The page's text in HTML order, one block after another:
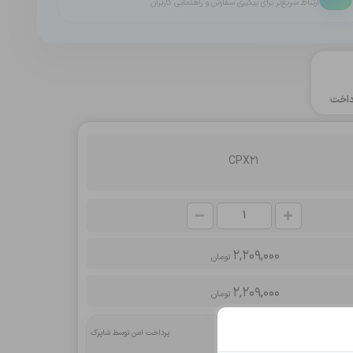
CPX21
2,209,000 تومان
2,209,000 تومان
پرداخت امن توسط شاپرک